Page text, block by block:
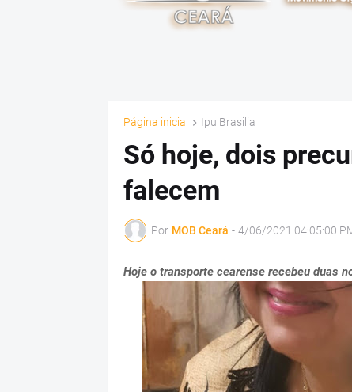
Página inicial Ipu Brasilia
Só hoje, dois
falecem
Por MOB Ceará - 4/06/2021 04:05:00
Hoje o transporte cearense recebeu duas